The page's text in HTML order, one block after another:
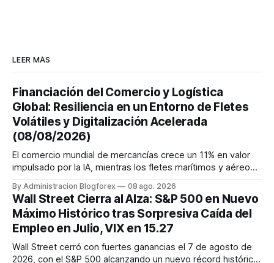
LEER MÁS
Financiación del Comercio y Logística
Global: Resiliencia en un Entorno de Fletes
Volátiles y Digitalización Acelerada
(08/08/2026)
El comercio mundial de mercancías crece un 11% en valor
impulsado por la IA, mientras los fletes marítimos y aéreos
disrupciones geopolíticas y congestión. La financiación del
comercio, que depende en un 90% del crédito, se digitaliza
y el mercado...
By Administracion Blogforex 08 ago. 2026
Wall Street Cierra al Alza: S&P 500 en Nuevo
Máximo Histórico tras Sorpresiva Caída del
Empleo en Julio, VIX en 15.27
Wall Street cerró con fuertes ganancias el 7 de agosto de
2026, con el S&P 500 alcanzando un nuevo récord histórico